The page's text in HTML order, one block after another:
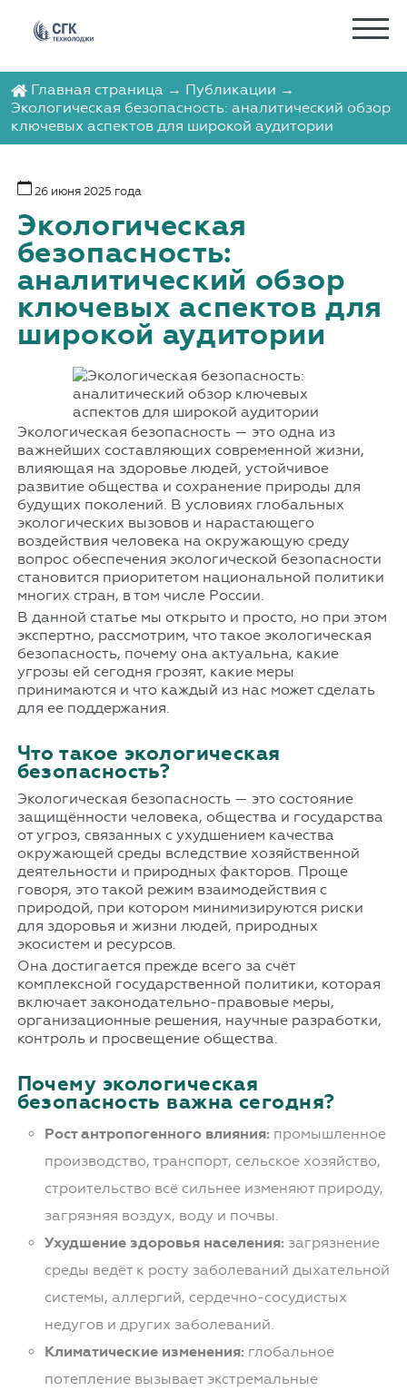
Главная страница → Публикации →
Экологическая безопасность: аналитический обзор
ключевых аспектов для широкой аудитории
26 июня 2025 года
Экологическая
безопасность:
аналитический обзор
ключевых аспектов для
широкой аудитории
Экологическая безопасность — это одна из
важнейших составляющих современной жизни,
влияющая на здоровье людей, устойчивое
развитие общества и сохранение природы для
будущих поколений. В условиях глобальных
экологических вызовов и нарастающего
воздействия человека на окружающую среду
вопрос обеспечения экологической безопасности
становится приоритетом национальной политики
многих стран, в том числе России.
В данной статье мы открыто и просто, но при этом
экспертно, рассмотрим, что такое экологическая
безопасность, почему она актуальна, какие
угрозы ей сегодня грозят, какие меры
принимаются и что каждый из нас может сделать
для ее поддержания.
Что такое экологическая
безопасность?
Экологическая безопасность — это состояние
защищённости человека, общества и государства
от угроз, связанных с ухудшением качества
окружающей среды вследствие хозяйственной
деятельности и природных факторов. Проще
говоря, это такой режим взаимодействия с
природой, при котором минимизируются риски
для здоровья и жизни людей, природных
экосистем и ресурсов.
Она достигается прежде всего за счёт
комплексной государственной политики, которая
включает законодательно-правовые меры,
организационные решения, научные разработки,
контроль и просвещение общества.
Почему экологическая
безопасность важна сегодня?
Рост антропогенного влияния:промышленное
производство, транспорт, сельское хозяйство,
строительство всё сильнее изменяют природу,
загрязняя воздух, воду и почвы.
Ухудшение здоровья населения:загрязнение
среды ведёт к росту заболеваний дыхательной
системы, аллергий, сердечно-сосудистых
недугов и других заболеваний.
Климатические изменения:глобальное
потепление вызывает экстремальные